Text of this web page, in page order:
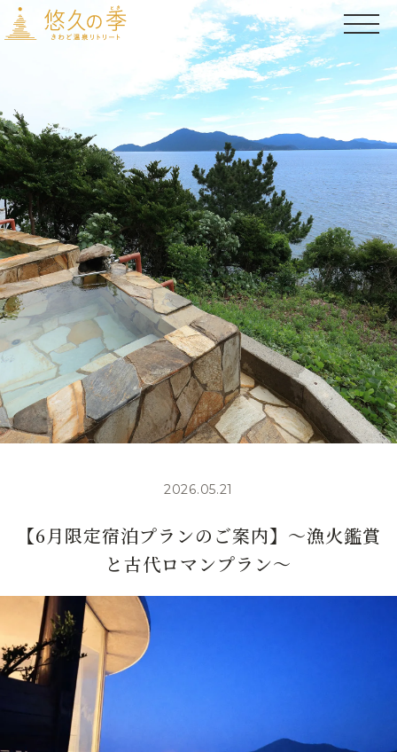
2026.05.21
【6月限定宿泊プランのご案内】～漁火鑑賞
と古代ロマンプラン～